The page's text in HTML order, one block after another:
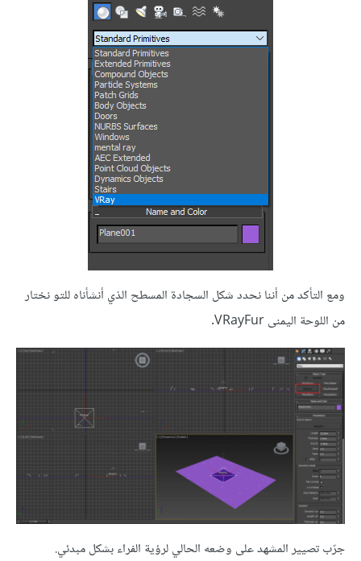
ومع التأكد من أننا نحدد شكل السجادة المسطح الذي أنشأناه للتو نختار
من اللوحة اليمنى VRayFur.
جرّب تصيير المشهد على وضعه الحالي لرؤية الفراء بشكل مبدئي.